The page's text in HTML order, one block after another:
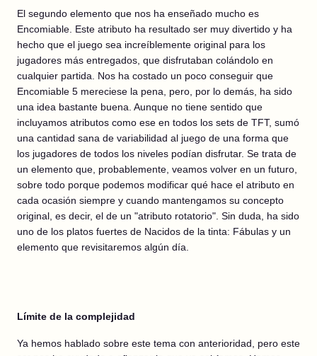
El segundo elemento que nos ha enseñado mucho es
Encomiable. Este atributo ha resultado ser muy divertido y ha
hecho que el juego sea increíblemente original para los
jugadores más entregados, que disfrutaban colándolo en
cualquier partida. Nos ha costado un poco conseguir que
Encomiable 5 mereciese la pena, pero, por lo demás, ha sido
una idea bastante buena. Aunque no tiene sentido que
incluyamos atributos como ese en todos los sets de TFT, sumó
una cantidad sana de variabilidad al juego de una forma que
los jugadores de todos los niveles podían disfrutar. Se trata de
un elemento que, probablemente, veamos volver en un futuro,
sobre todo porque podemos modificar qué hace el atributo en
cada ocasión siempre y cuando mantengamos su concepto
original, es decir, el de un "atributo rotatorio". Sin duda, ha sido
uno de los platos fuertes de Nacidos de la tinta: Fábulas y un
elemento que revisitaremos algún día.
Límite de la complejidad
Ya hemos hablado sobre este tema con anterioridad, pero este